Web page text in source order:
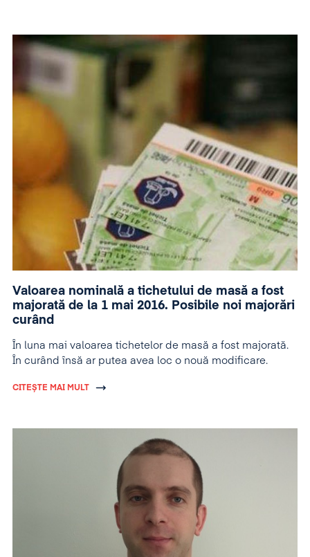
Valoarea nominală a tichetului de masă a fost
majorată de la 1 mai 2016. Posibile noi majorări
curând
În luna mai valoarea tichetelor de masă a fost majorată.
În curând însă ar putea avea loc o nouă modificare.
CITEȘTE MAI MULT